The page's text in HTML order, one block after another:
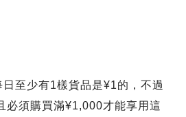
至少有1樣貨品是¥1的，不過
必須購買滿¥1,000才能享用這